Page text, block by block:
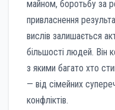
майном, боротьбу за
привласнення
вислів залишається
більшості людей. Він
з якими багато хто
— від сімейних
конфліктів.